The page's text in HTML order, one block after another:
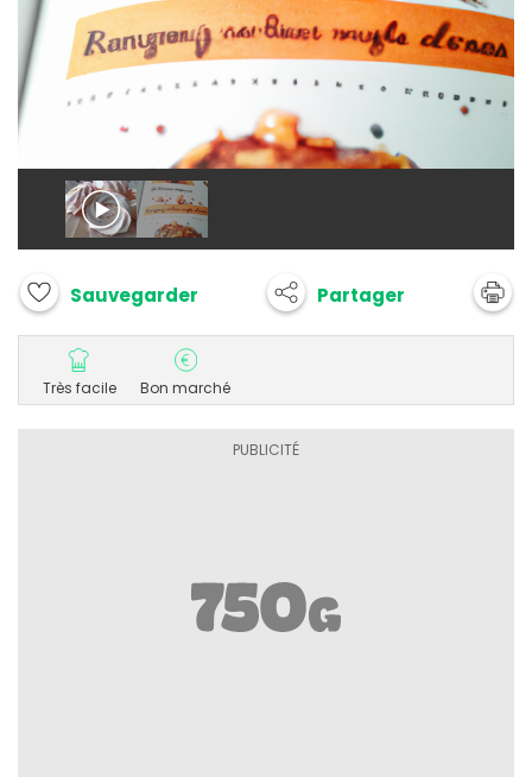
Sauvegarder Partager
Très facile Bon marché